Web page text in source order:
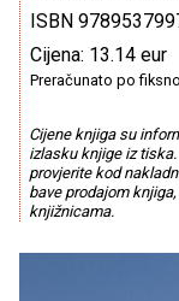
ISBN
Cijena: 13.14 eur
Preračunato po
Cijene knjiga su
izlasku knjige iz
provjerite kod
bave prodajom
knjižnicama.